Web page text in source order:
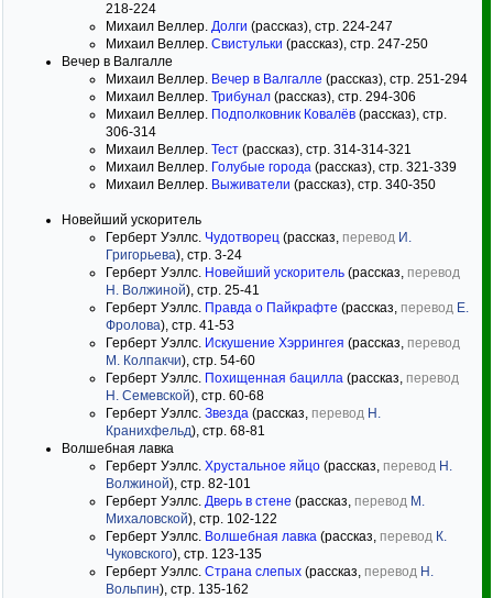
218-224
Михаил Веллер. Долги (рассказ), стр. 224-247
Михаил Веллер. Свистульки (рассказ), стр. 247-250
Вечер в Валгалле
Михаил Веллер. Вечер в Валгалле (рассказ), стр. 251-294
Михаил Веллер. Трибунал (рассказ), стр. 294-306
Михаил Веллер. Подполковник Ковалёв (рассказ), стр.
306-314
Михаил Веллер. Тест (рассказ), стр. 314-314-321
Михаил Веллер. Голубые города (рассказ), стр. 321-339
Михаил Веллер. Выживатели (рассказ), стр. 340-350
Новейший ускоритель
Герберт Уэллс. Чудотворец (рассказ, перевод И.
Григорьева), стр. 3-24
Герберт Уэллс. Новейший ускоритель (рассказ, перевод
Н. Волжиной), стр. 25-41
Герберт Уэллс. Правда о Пайкрафте (рассказ, перевод Е.
Фролова), стр. 41-53
Герберт Уэллс. Искушение Хэррингея (рассказ, перевод
М. Колпакчи), стр. 54-60
Герберт Уэллс. Похищенная бацилла (рассказ, перевод
Н. Семевской), стр. 60-68
Герберт Уэллс. Звезда (рассказ, перевод Н.
Кранихфельд), стр. 68-81
Волшебная лавка
Герберт Уэллс. Хрустальное яйцо (рассказ, перевод Н.
Волжиной), стр. 82-101
Герберт Уэллс. Дверь в стене (рассказ, перевод М.
Михаловской), стр. 102-122
Герберт Уэллс. Волшебная лавка (рассказ, перевод К.
Чуковского), стр. 123-135
Герберт Уэллс. Страна слепых (рассказ, перевод Н.
Вольпин), стр. 135-162